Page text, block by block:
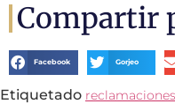
Compartir
Facebook Gorjeo
Etiquetado